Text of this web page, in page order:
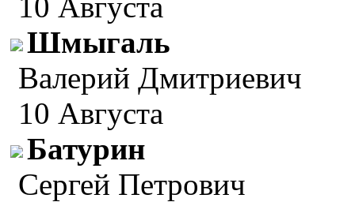
10 Августа
Шмыгаль
Валерий Дмитриевич
10 Августа
Батурин
Сергей Петрович